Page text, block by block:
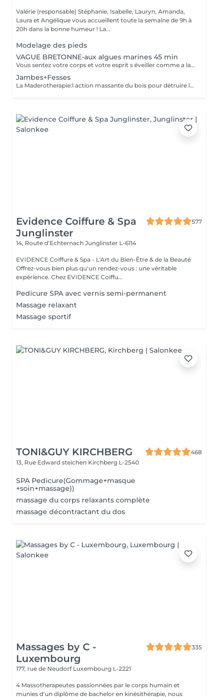
Valérie (responsable) Stéphanie, Isabelle, Lauryn, Amanda,
Laura et Angélique vous accueillent toute la semaine de 9h à
20h dans la bonne humeur ! La...
Modelage des pieds
VAGUE BRETONNE-aux algues marines 45 min
Vous sentez votre corps et votre esprit s éveiller comme a la suite d un bain dans l OCEAN. Vous vous tonicité et leur confort. sentez légère et revitalisée. Vos jambes retrouvent leur tonicité et leur confort
Jambes+Fesses
La Maderotherapie:l action massante du bois pour détruire la cellulite. *Active la circulation sanguine et lymphatique *Réduit les tensions musculaires. *Raffermie et tonifie la peau.
Evidence Coiffure & Spa
Junglinster
577
14, Route d‘Echternach Junglinster L-6114
EVIDENCE Coiffure & Spa - L'Art du Bien-Être & de la Beauté
Offrez-vous bien plus qu'un rendez-vous : une véritable
expérience. Chez EVIDENCE Coiffu...
Pedicure SPA avec vernis semi-permanent
Massage relaxant
Massage sportif
TONI&GUY KIRCHBERG
468
13, Rue Edward steichen Kirchberg L-2540
SPA Pedicure(Gommage+masque
+soin+massage))
massage du corps relaxants complète
massage décontractant du dos
Massages by C -
Luxembourg
335
177, rue de Neudorf Luxembourg L-2221
4 Massotherapeutes passionnées par le corps humain et
munies d'un diplôme de bachelor en kinésithérapie, nous